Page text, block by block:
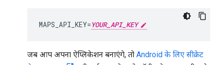
MAPS_API_KEY= YOUR_API_KEY
जब आप अपना ऐप्लिकेशन बनाएंगे, तो Android के लिए सीक्रेट